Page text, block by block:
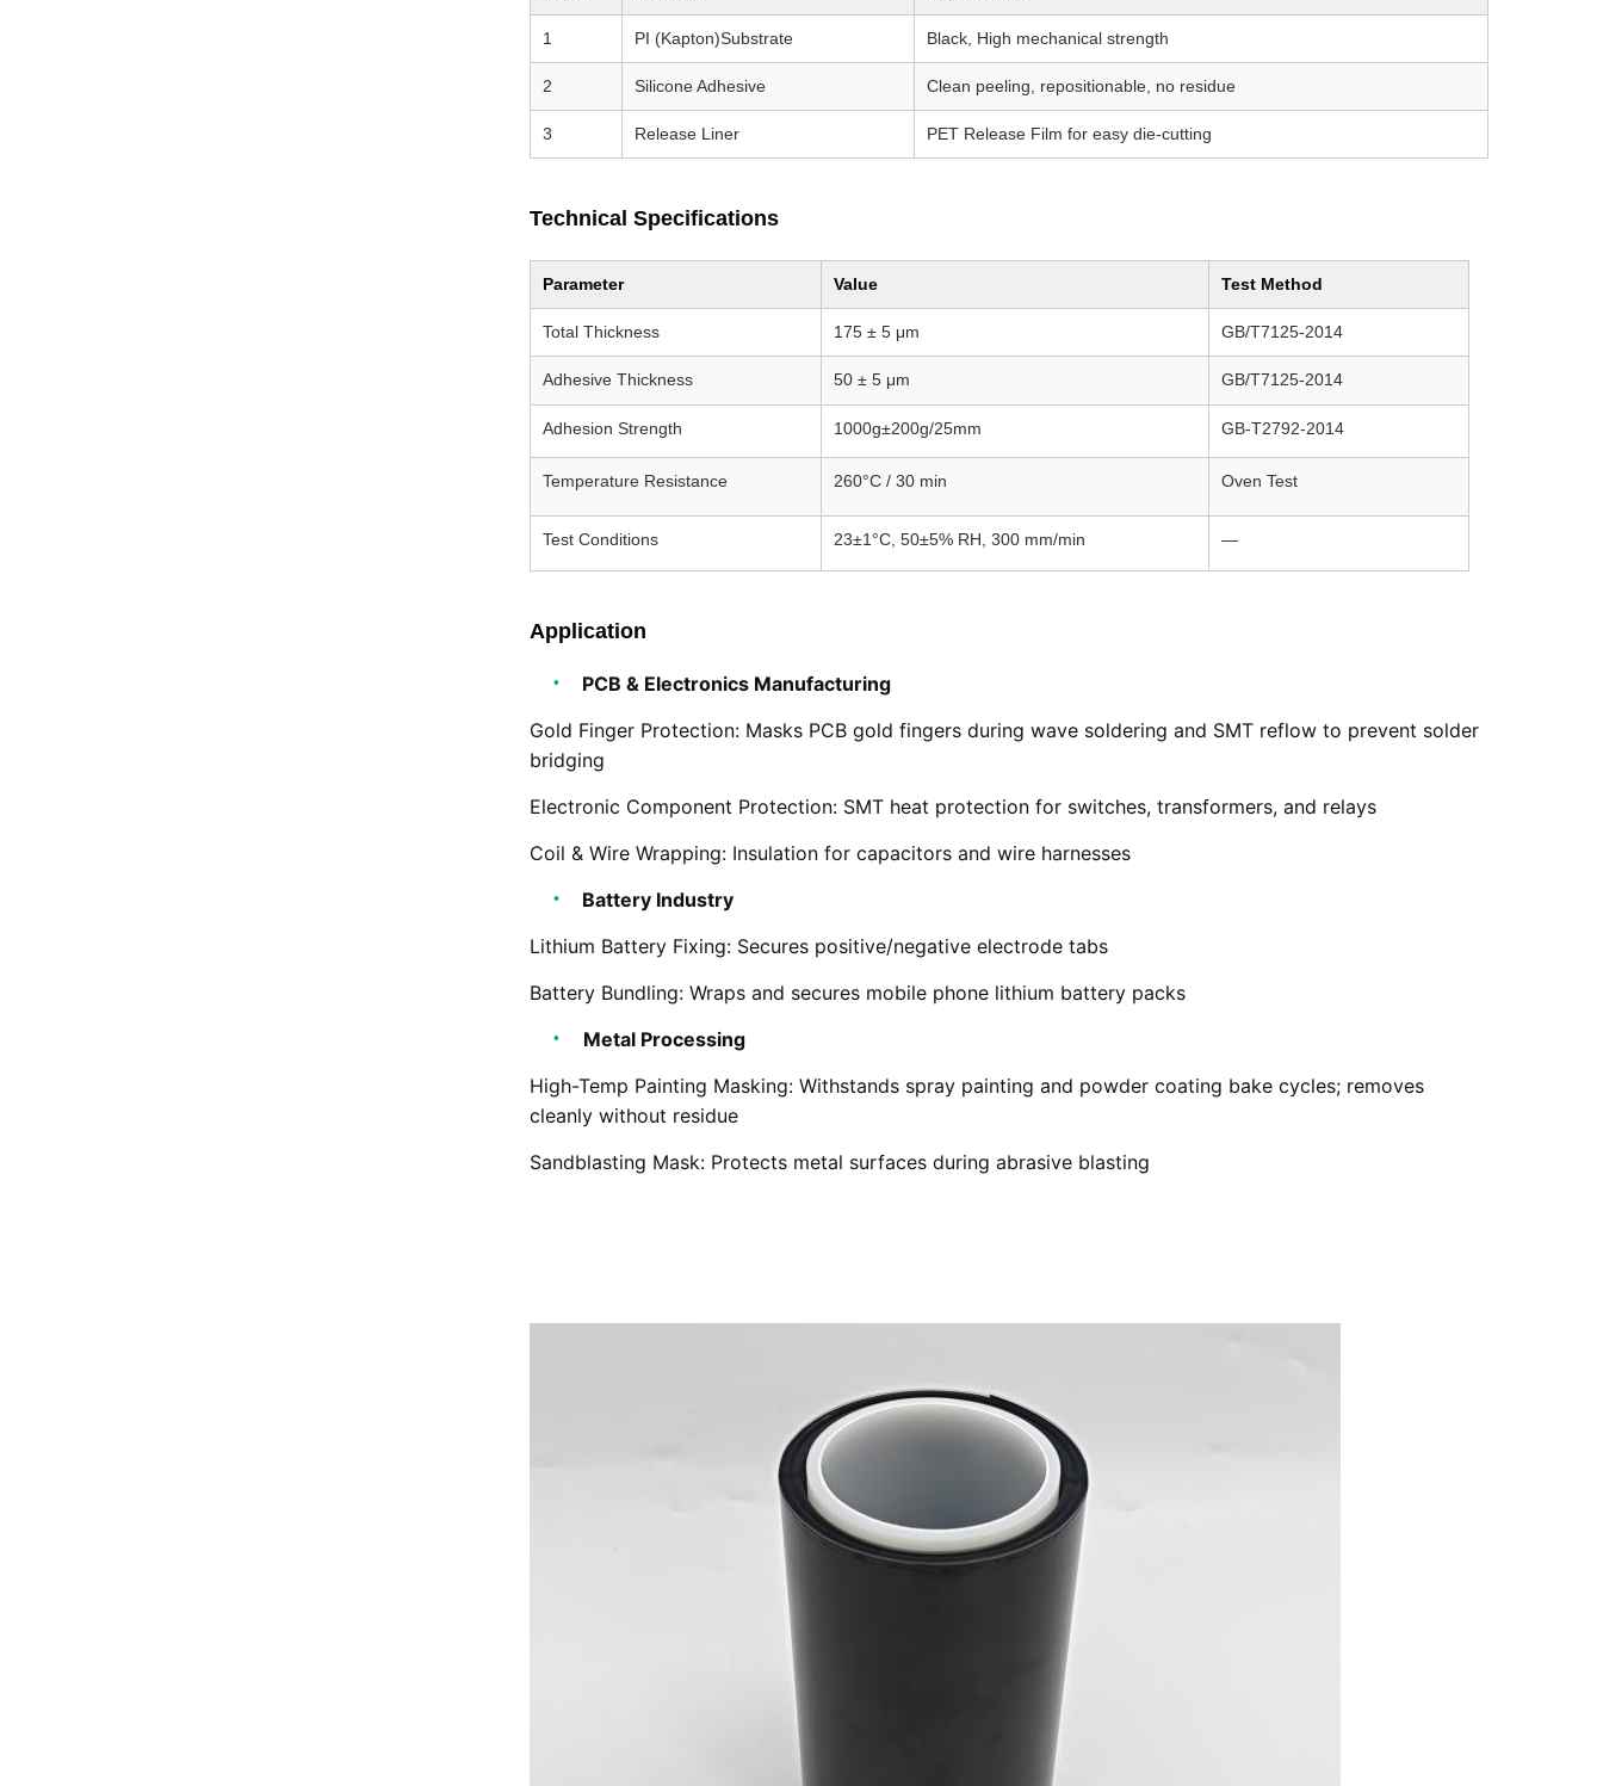
1 PI (Kapton)Substrate Black, High mechanical strength
2 Silicone Adhesive Clean peeling, repositionable, no residue
3 Release Liner PET Release Film for easy die-cutting
Technical Specifications
Parameter Value Test Method
Total Thickness 175 ± 5 μm GB/T7125-2014
Adhesive Thickness 50 ± 5 μm GB/T7125-2014
Adhesion Strength 1000g±200g/25mm GB-T2792-2014
Temperature Resistance 260°C / 30 min Oven Test
Test Conditions 23±1°C, 50±5% RH, 300 mm/min —
Application
PCB & Electronics Manufacturing
Gold Finger Protection: Masks PCB gold fingers during wave soldering and SMT reflow to prevent solder
bridging
Electronic Component Protection: SMT heat protection for switches, transformers, and relays
Coil & Wire Wrapping: Insulation for capacitors and wire harnesses
Battery Industry
Lithium Battery Fixing: Secures positive/negative electrode tabs
Battery Bundling: Wraps and secures mobile phone lithium battery packs
Metal Processing
High-Temp Painting Masking: Withstands spray painting and powder coating bake cycles; removes
cleanly without residue
Sandblasting Mask: Protects metal surfaces during abrasive blasting